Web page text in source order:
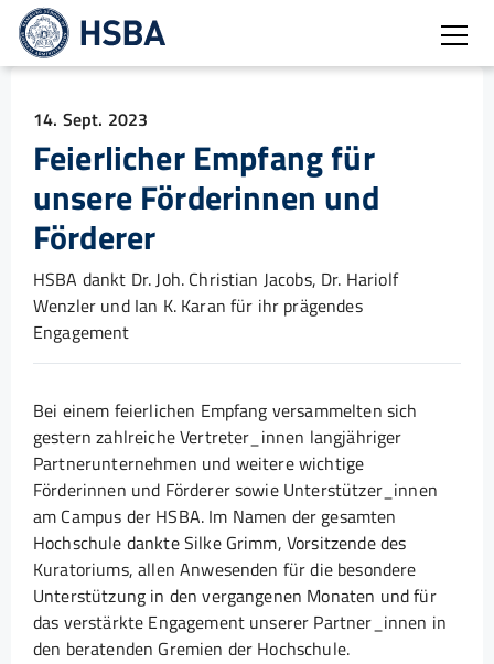
14. Sept. 2023
Feierlicher Empfang für
unsere Förderinnen und
Förderer
HSBA dankt Dr. Joh. Christian Jacobs, Dr. Hariolf
Wenzler und Ian K. Karan für ihr prägendes
Engagement
Bei einem feierlichen Empfang versammelten sich
gestern zahlreiche Vertreter_innen langjähriger
Partnerunternehmen und weitere wichtige
Förderinnen und Förderer sowie Unterstützer_innen
am Campus der HSBA. Im Namen der gesamten
Hochschule dankte Silke Grimm, Vorsitzende des
Kuratoriums, allen Anwesenden für die besondere
Unterstützung in den vergangenen Monaten und für
das verstärkte Engagement unserer Partner_innen in
den beratenden Gremien der Hochschule.